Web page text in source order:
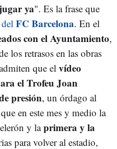
ya". Es la frase que
FC Barcelona. En el
con el Ayuntamiento,
los retrasos en las obras
que el vídeo
el Trofeu Joan
presión, un órdago al
en este mes y medio la
y laprimera y la
para volver al estadio,